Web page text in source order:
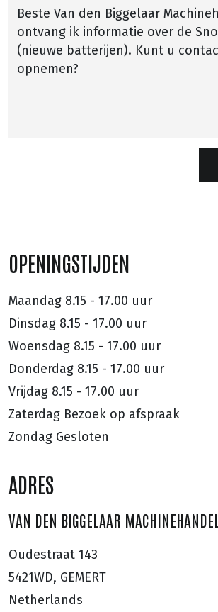
OPENINGSTIJDEN
Maandag 8.15 - 17.00 uur
Dinsdag 8.15 - 17.00 uur
Woensdag 8.15 - 17.00 uur
Donderdag 8.15 - 17.00 uur
Vrijdag 8.15 - 17.00 uur
Zaterdag Bezoek op afspraak
Zondag Gesloten
ADRES
VAN DEN BIGGELAAR MACHINEHANDEL
Oudestraat 143
5421WD, GEMERT
Netherlands